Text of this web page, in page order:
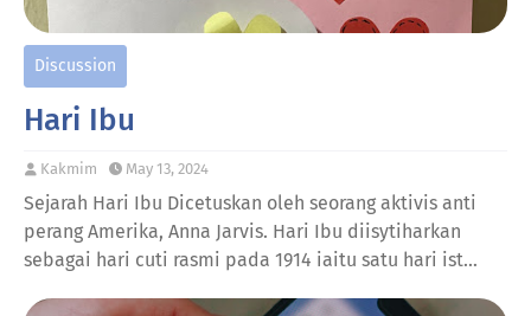
Discussion
Hari Ibu
Kakmim May 13, 2024
Sejarah Hari Ibu Dicetuskan oleh seorang aktivis anti
perang Amerika, Anna Jarvis. Hari Ibu diisytiharkan
sebagai hari cuti rasmi pada 1914 iaitu satu hari ist…